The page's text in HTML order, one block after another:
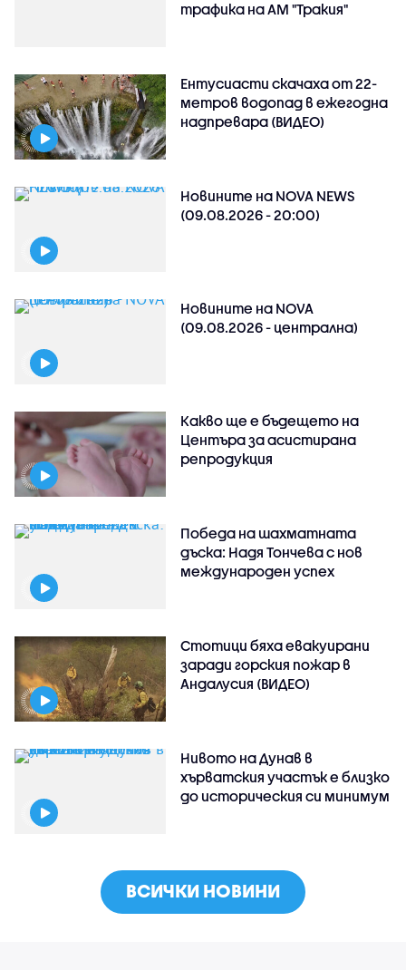
трафика на АМ "Тракия"
Ентусиасти скачаха от 22-
метров водопад в ежегодна
надпревара (ВИДЕО)
Новините на NOVA NEWS
(09.08.2026 - 20:00)
Новините на NOVA
(09.08.2026 - централна)
Какво ще е бъдещето на
Центъра за асистирана
репродукция
Победа на шахматната
дъска: Надя Тончева с нов
международен успех
Стотици бяха евакуирани
заради горския пожар в
Андалусия (ВИДЕО)
Нивото на Дунав в
хърватския участък е близко
до историческия си минимум
ВСИЧКИ НОВИНИ